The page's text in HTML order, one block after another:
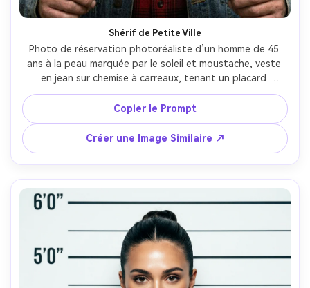
Shérif de Petite Ville
Photo de réservation photoréaliste d’un homme de 45
ans à la peau marquée par le soleil et moustache, veste
en jean sur chemise à carreaux, tenant un placard
manuscrit simple, mur de tableau beige aux lignes
légèrement de travers, lumière station fluorescente plate,
peu de glamour, pores naturels, prise sur Nikon Z7 avec
50mm, cadrage poitrine, look documentaire honnête --ar
4:5
Copier le Prompt
Créer une Image Similaire ↗